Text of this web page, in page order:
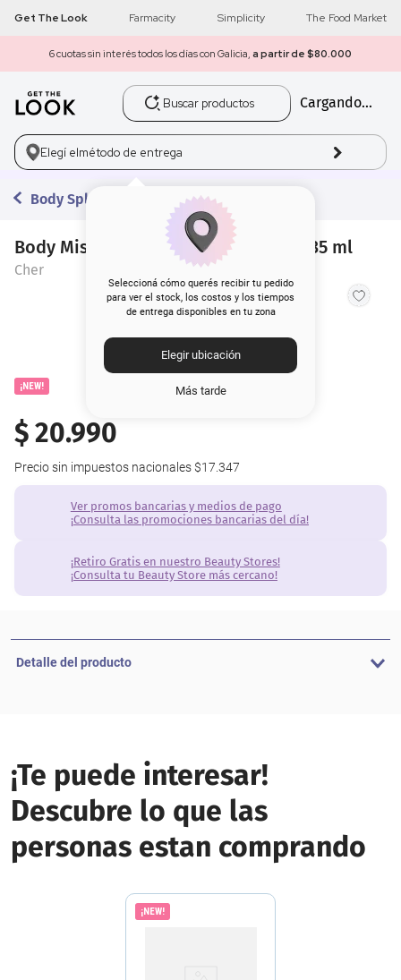
Get The Look Farmacity Simplicity The Food Market
6 cuotas sin interés todos los días con Galicia, a partir de $80.000
Buscar productos
Cargando...
Elegí elmétodo de entrega
Seleccioná cómo querés recibir tu pedido
para ver el stock, los costos y los tiempos
de entrega disponibles en tu zona
Elegir ubicación
Más tarde
Body Splash
Body Mist Cher Dieciocho Glossy x 135 ml
Cher
¡NEW!
$20.990
Precio sin impuestos nacionales $17.347
Ver promos bancarias y medios de pago
¡Consulta las promociones bancarias del día!
¡Retiro Gratis en nuestro Beauty Stores!
¡Consulta tu Beauty Store más cercano!
Detalle del producto
¡Te puede interesar!
Descubre lo que las
personas estan comprando
¡NEW!
1 get the look
2 máscara pestañas
3.
5.
9. cher
10